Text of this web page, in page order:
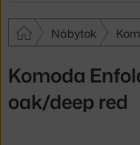
Nábytok
Komoda
oak/deep red